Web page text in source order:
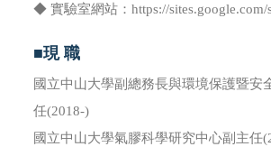
◆ 實驗室網站：https://sites.google.com/
■現 職
國立中山大學副總務長與環境保護暨安
任(2018-)
國立中山大學氣膠科學研究中心副主任